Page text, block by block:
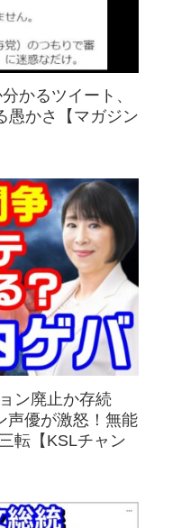
かるツイート、
愚かさ【マガジン
ン廃止か存続
声優が激怒！無能
転【KSLチャン